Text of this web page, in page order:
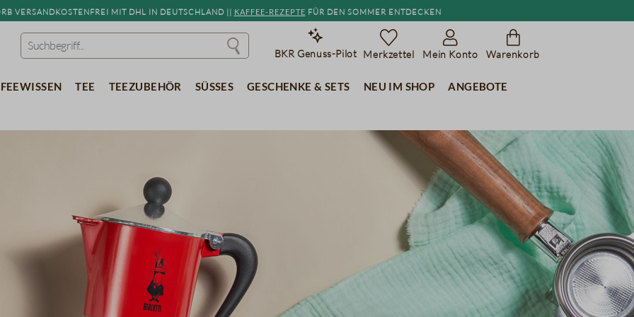
versandkostenfrei mit DHL in Deutschland || Kaffee-Rezepte für den Sommer entdecken
BKR Genuss-Pilot Merkzettel Mein Konto Warenkorb
Tee Teezubehör Süßes Geschenke & Sets Neu im Shop Angebote